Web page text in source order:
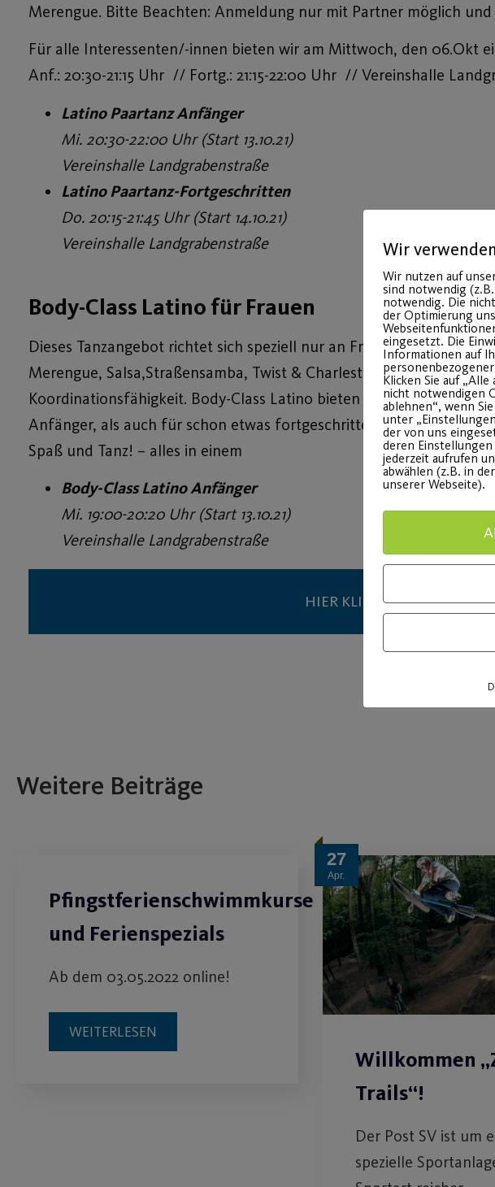
Merengue. Bitte Beachten: Anmeldung nur mit Partner möglich
Für alle Interessenten/-innen bieten wir am Mittwoch, den 06.Okt
Anf.: 20:30-21:15 Uhr // Fortg.: 21:15-22:00 Uhr // Vereinshalle
Latino Paartanz Anfänger
Mi. 20:30-22:00 Uhr (Start 13.10.21)
Vereinshalle Landgrabenstraße
Latino Paartanz-Fortgeschritten
Do. 20:15-21:45 Uhr (Start 14.10.21)
Vereinshalle Landgrabenstraße
Body-Class Latino für Frauen
Dieses Tanzangebot richtet sich speziell nur an Frauen. Mit
Merengue, Salsa,Straßensamba, Twist & Charleston sowie
Koordinationsfähigkeit. Body-Class Latino bieten wir in
Anfänger, als auch für schon etwas fortgeschrittenere Tänzer (hier
Spaß und Tanz! – alles in einem
Body-Class Latino Anfänger
Mi. 19:00-20:20 Uhr (Start 13.10.21)
Vereinshalle Landgrabenstraße
HIER KLICKEN FÜR MEHR
Weitere Beiträge
Pfingstferienschwimmkurse
und Ferienspezials
Ab dem 03.05.2022 online!
WEITERLESEN
27
Apr.
Willkommen
Trails“!
Der Post SV ist um
spezielle
Wir
Wir nutzen auf
sind notwendig
notwendig. Die
der Optimierung
eingesetzt. Die
Informationen auf
Klicken Sie auf
nicht notwendigen
ablehnen“, wenn
unter
der von uns
deren
jederzeit aufrufen
abwählen (z.B. in
unserer Webseite).